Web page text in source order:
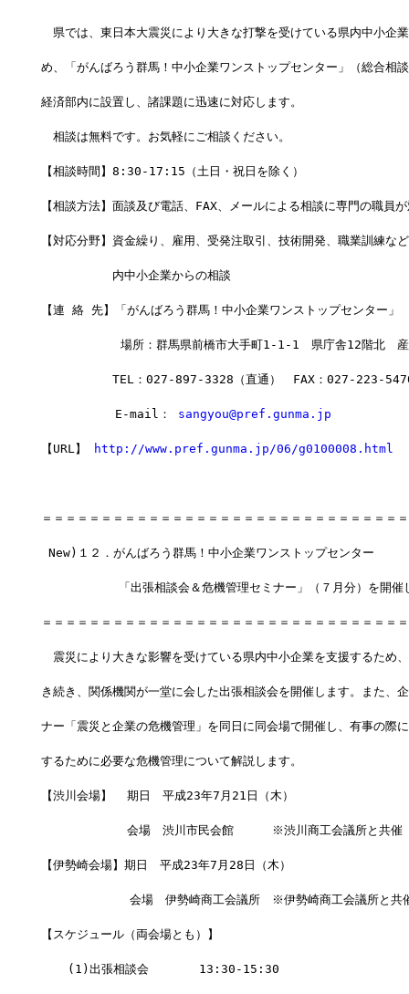
県では、東日本大震災により大きな打撃を受けている県内中小企
め、「がんばろう群馬！中小企業ワンストップセンター」（総合相
経済部内に設置し、諸課題に迅速に対応します。
相談は無料です。お気軽にご相談ください。
【相談時間】8:30-17:15（土日・祝日を除く）
【相談方法】面談及び電話、FAX、メールによる相談に専門の職員
【対応分野】資金繰り、雇用、受発注取引、技術開発、職業訓練な
内中小企業からの相談
【連 絡 先】「がんばろう群馬！中小企業ワンストップセンター」
場所：群馬県前橋市大手町1-1-1　県庁舎12階北　産
TEL：027-897-3328（直通）　FAX：027-223-
E-mail： sangyou@pref.gunma.jp
【URL】 http://www.pref.gunma.jp/06/g0100008.html
＝＝＝＝＝＝＝＝＝＝＝＝＝＝＝＝＝＝＝＝＝＝＝＝＝＝＝＝＝＝
New)１２．がんばろう群馬！中小企業ワンストップセンター
「出張相談会＆危機管理セミナー」（７月分）を開催
＝＝＝＝＝＝＝＝＝＝＝＝＝＝＝＝＝＝＝＝＝＝＝＝＝＝＝＝＝＝
震災により大きな影響を受けている県内中小企業を支援するため
き続き、関係機関が一堂に会した出張相談会を開催します。また、
ナー「震災と企業の危機管理」を同日に同会場で開催し、有事の際
するために必要な危機管理について解説します。
【渋川会場】  期日　平成23年7月21日（木）
  　　　　　　会場　渋川市民会館 　　 ※渋川商工会議所と共催
【伊勢崎会場】期日　平成23年7月28日（木）
　　　　　会場　伊勢崎商工会議所　※伊勢崎商工会議所と共
【スケジュール（両会場とも）】
  　(1)出張相談会 　　　 13:30-15:30